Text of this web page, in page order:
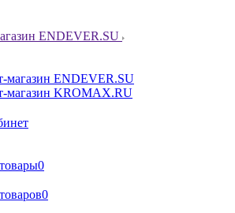
ENDEVER.SU
магазин ENDEVER.SU
магазин KROMAX.RU
0
0